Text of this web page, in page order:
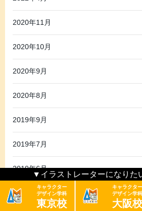
2020年11月
2020年10月
2020年9月
2020年8月
2019年9月
2019年7月
2019年6月
▼イラストレーターになりた
キャラクター
デザイン学科
東京校
キャラクター
デザイン学科
大阪校